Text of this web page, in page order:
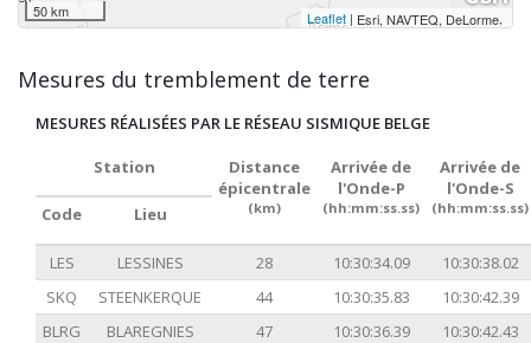
50 km Leaflet | Esri, NAVTEQ, DeLorme,
Mesures du tremblement de terre
MESURES RÉALISÉES PAR LE RÉSEAU SISMIQUE BELGE
Station
Distance
épicentrale
(km)
Arrivée de
l'Onde-P
(hh:mm:ss.ss)
Arrivée de
l'Onde-S
(hh:mm:ss.ss)
Code Lieu
LES LESSINES 28 10:30:34.09
10:30:38.02
SKQ
STEENKERQUE 44 10:30:35.83
10:30:42.39
BLRG
BLAREGNIES 47 10:30:36.39
10:30:42.43